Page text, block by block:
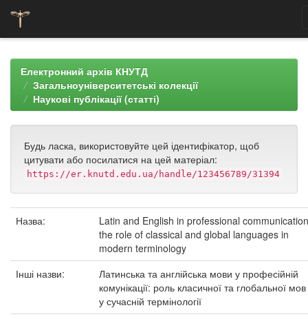
navigationЕлектронний архів КНУТД
Загальноуніверситетські колекції
Наукові публікації (статті)
Будь ласка, використовуйте цей ідентифікатор, щоб
цитувати або посилатися на цей матеріал:
https://er.knutd.edu.ua/handle/123456789/31394
Назва:
Latin and English in professional
the role of classical and global languages in
modern terminology
Інші назви:
Латинська та англійська мови у професійній
комунікації: роль класичної та глобальної мов
у сучасній термінології